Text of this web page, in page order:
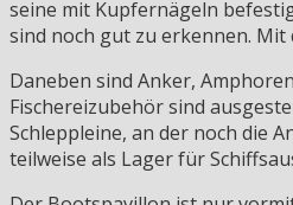
seine mit Kupfernägeln
sind noch gut zu erkennen.
Daneben sind Anker,
Fischereizubehör sind
Schleppleine, an der noch die
teilweise als Lager für